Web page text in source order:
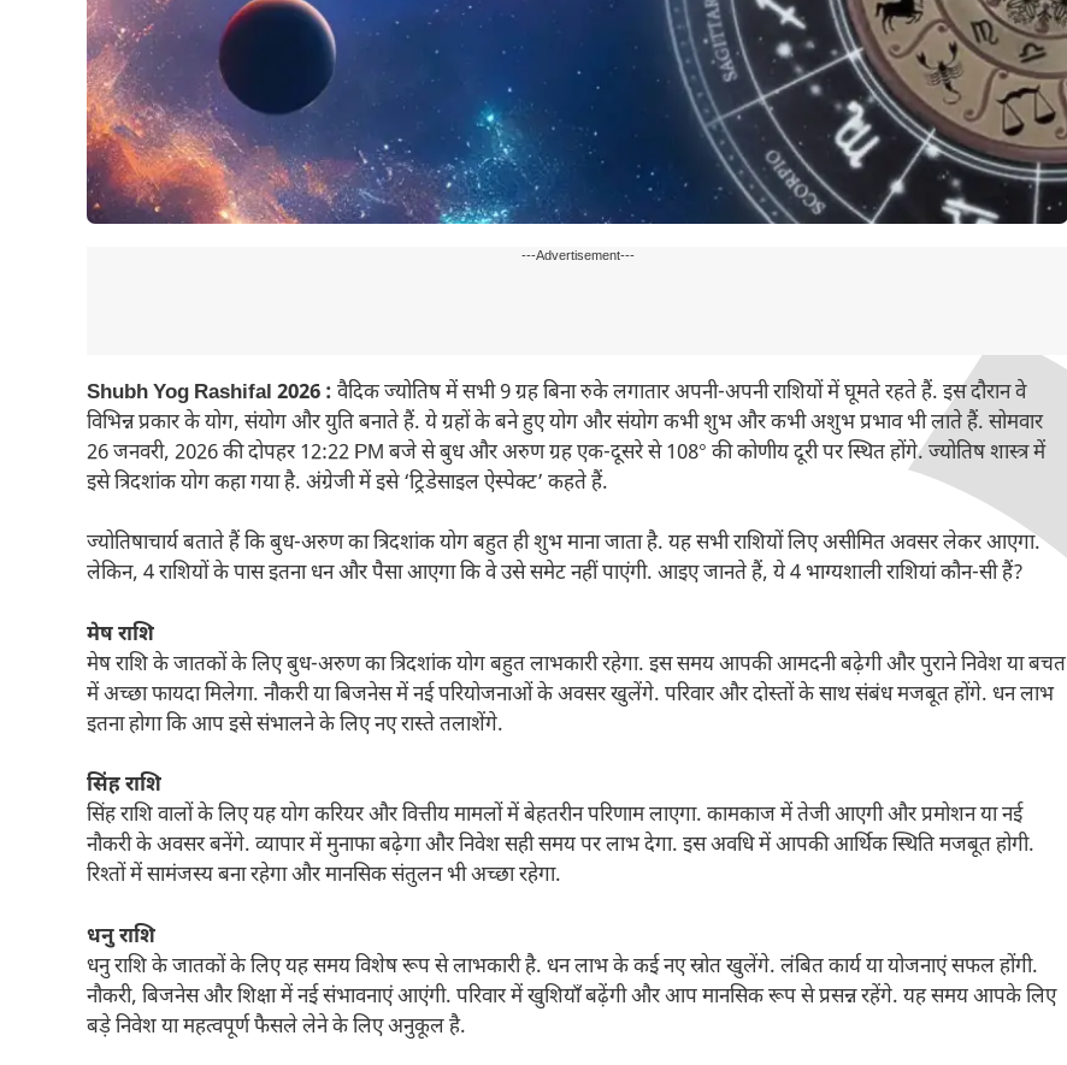
---Advertisement---
Shubh Yog Rashifal 2026 : वैदिक ज्योतिष में सभी 9 ग्रह बिना रुके लगातार अपनी-अपनी राशियों में घूमते रहते हैं. इस दौरान वे
विभिन्न प्रकार के योग, संयोग और युति बनाते हैं. ये ग्रहों के बने हुए योग और संयोग कभी शुभ और कभी अशुभ प्रभाव भी लाते हैं. सोमवार
26 जनवरी, 2026 की दोपहर 12:22 PM बजे से बुध और अरुण ग्रह एक-दूसरे से 108° की कोणीय दूरी पर स्थित होंगे. ज्योतिष शास्त्र में
इसे त्रिदशांक योग कहा गया है. अंग्रेजी में इसे ‘ट्रिडेसाइल ऐस्पेक्ट’ कहते हैं.
ज्योतिषाचार्य बताते हैं कि बुध-अरुण का त्रिदशांक योग बहुत ही शुभ माना जाता है. यह सभी राशियों लिए असीमित अवसर लेकर आएगा.
लेकिन, 4 राशियों के पास इतना धन और पैसा आएगा कि वे उसे समेट नहीं पाएंगी. आइए जानते हैं, ये 4 भाग्यशाली राशियां कौन-सी हैं?
मेष राशि
मेष राशि के जातकों के लिए बुध-अरुण का त्रिदशांक योग बहुत लाभकारी रहेगा. इस समय आपकी आमदनी बढ़ेगी और पुराने निवेश या बचत
में अच्छा फायदा मिलेगा. नौकरी या बिजनेस में नई परियोजनाओं के अवसर खुलेंगे. परिवार और दोस्तों के साथ संबंध मजबूत होंगे. धन लाभ
इतना होगा कि आप इसे संभालने के लिए नए रास्ते तलाशेंगे.
सिंह राशि
सिंह राशि वालों के लिए यह योग करियर और वित्तीय मामलों में बेहतरीन परिणाम लाएगा. कामकाज में तेजी आएगी और प्रमोशन या नई
नौकरी के अवसर बनेंगे. व्यापार में मुनाफा बढ़ेगा और निवेश सही समय पर लाभ देगा. इस अवधि में आपकी आर्थिक स्थिति मजबूत होगी.
रिश्तों में सामंजस्य बना रहेगा और मानसिक संतुलन भी अच्छा रहेगा.
धनु राशि
धनु राशि के जातकों के लिए यह समय विशेष रूप से लाभकारी है. धन लाभ के कई नए स्रोत खुलेंगे. लंबित कार्य या योजनाएं सफल होंगी.
नौकरी, बिजनेस और शिक्षा में नई संभावनाएं आएंगी. परिवार में खुशियाँ बढ़ेंगी और आप मानसिक रूप से प्रसन्न रहेंगे. यह समय आपके लिए
बड़े निवेश या महत्वपूर्ण फैसले लेने के लिए अनुकूल है.